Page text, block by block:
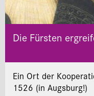
Die Fürsten
Ein Ort der
1526 (in Augsburg!)